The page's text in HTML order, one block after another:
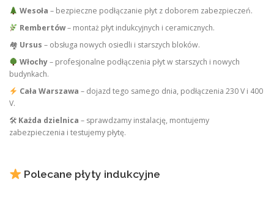
Wesoła – bezpieczne podłączanie płyt z doborem zabezpieczeń.
Rembertów– montaż płyt indukcyjnych i ceramicznych.
🏘 Ursus – obsługa nowych osiedli i starszych bloków.
Włochy– profesjonalne podłączenia płyt w starszych i nowych
budynkach.
Cała Warszawa – dojazd tego samego dnia, podłączenia 230 V i 400
V.
🛠 Każda dzielnica – sprawdzamy instalację, montujemy
zabezpieczenia i testujemy płytę.
Polecane płyty indukcyjne